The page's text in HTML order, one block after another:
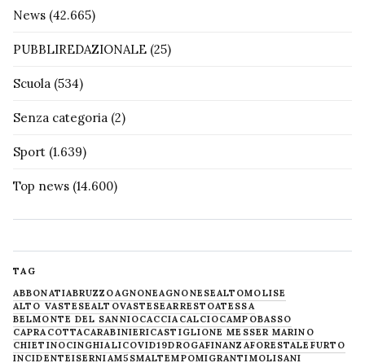
News (42.665)
PUBBLIREDAZIONALE (25)
Scuola (534)
Senza categoria (2)
Sport (1.639)
Top news (14.600)
TAG
ABBONATIABRUZZOAGNONEAGNONESEALTOMOLISE
ALTO VASTESEALTOVASTESEARRESTOATESSA
BELMONTE DEL SANNIOCACCIACALCIOCAMPOBASSO
CAPRACOTTACARABINIERICASTIGLIONE MESSER MARINO
CHIETINOCINGHIALICOVID19DROGAFINANZAFORESTALE FURTO
INCIDENTEISERNIAM5SMALTEMPOMIGRANTIMOLISANI